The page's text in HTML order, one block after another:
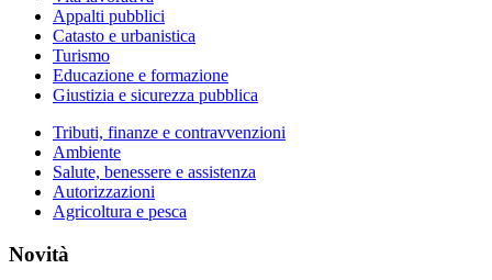
Appalti pubblici
Catasto e urbanistica
Turismo
Educazione e formazione
Giustizia e sicurezza pubblica
Tributi, finanze e contravvenzioni
Ambiente
Salute, benessere e assistenza
Autorizzazioni
Agricoltura e pesca
Novità